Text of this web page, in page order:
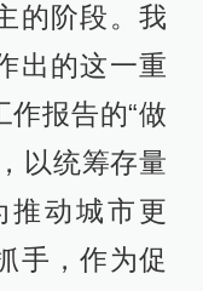
的阶段。我
出的这一重
报告的“做
以统筹存量
推动城市更
手，作为促